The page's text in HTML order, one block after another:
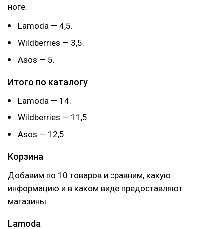
ноге.
Lamoda — 4,5.
Wildberries — 3,5.
Asos — 5.
Итого по каталогу
Lamoda — 14.
Wildberries — 11,5.
Asos — 12,5.
Корзина
Добавим по 10 товаров и сравним, какую
информацию и в каком виде предоставляют
магазины.
Lamoda